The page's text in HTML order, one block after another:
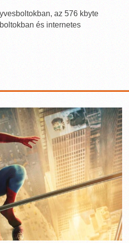
az 576 kbyte
és internetes